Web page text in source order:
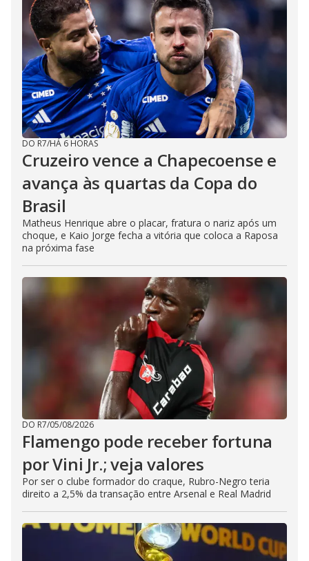
DO R7/HÁ 6 HORAS
Cruzeiro vence a Chapecoense e
avança às quartas da Copa do
Brasil
Matheus Henrique abre o placar, fratura o nariz após um
choque, e Kaio Jorge fecha a vitória que coloca a Raposa
na próxima fase
DO R7/05/08/2026
Flamengo pode receber fortuna
por Vini Jr.; veja valores
Por ser o clube formador do craque, Rubro-Negro teria
direito a 2,5% da transação entre Arsenal e Real Madrid